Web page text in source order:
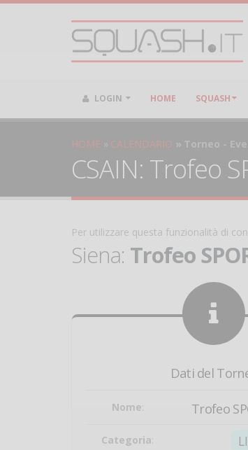
LOGIN HOME SQUASH
HOME CALENDARIO Torneo -
CSAIN: Trofeo
Per utilizzare questa funzionalità di
Siena: Trofeo
Dati del
Nome: Trofeo
Categoria: